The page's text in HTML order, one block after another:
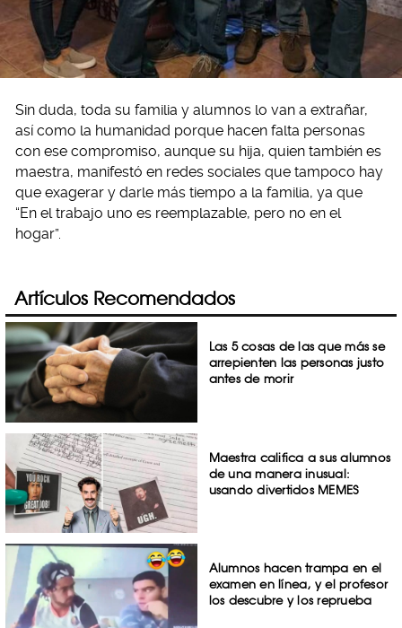
Sin duda, toda su familia y alumnos lo van a extrañar,
así como la humanidad porque hacen falta personas
con ese compromiso, aunque su hija, quien también es
maestra, manifestó en redes sociales que tampoco hay
que exagerar y darle más tiempo a la familia, ya que
“En el trabajo uno es reemplazable, pero no en el
hogar”.
Artículos Recomendados
Las 5 cosas de las que más se
arrepienten las personas justo
antes de morir
Maestra califica a sus alumnos
de una manera inusual:
usando divertidos MEMES
Alumnos hacen trampa en el
examen en línea, y el profesor
los descubre y los reprueba